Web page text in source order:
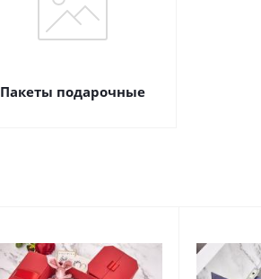
Пакеты подарочные